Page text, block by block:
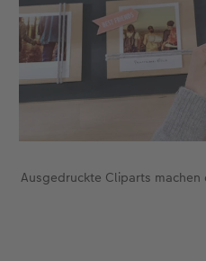
Ausgedruckte Cliparts